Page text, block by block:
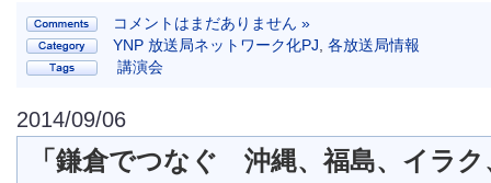
コメントはまだありません »
YNP 放送局ネットワーク化PJ 各放送局情報
講演会
2014/09/06
「鎌倉でつなぐ 沖縄、福島、イラ